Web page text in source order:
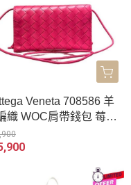
Veneta 708586 羊
帶錢包 莓果